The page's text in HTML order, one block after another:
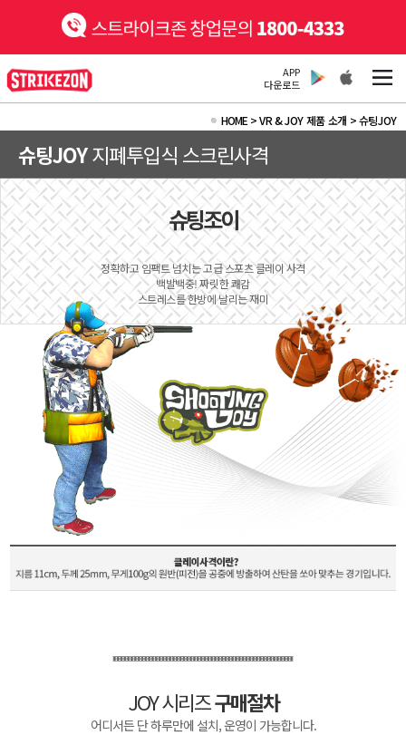
APP
다운로드
슈팅JOY지폐투입식 스크린사격
HOME>VR & JOY 제품 소개 >슈팅JOY
슈팅조이
정확하고 임팩트 넘치는 고급 스포츠 클레이 사격
백발백중! 짜릿한 쾌감
스트레스를 한방에 날리는 재미
JOY 시리즈구매절차
어디서든 단 하루만에 설치, 운영이 가능합니다.